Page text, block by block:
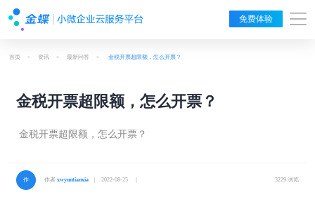
免费体验
首页 > 资讯 > 最新问答 > 金税开票超限额，怎么开票？
金税开票超限额，怎么开票？
金税开票超限额，怎么开票？
作者xwyuntianxia | 2022-08-25 ｜ 3229 浏览